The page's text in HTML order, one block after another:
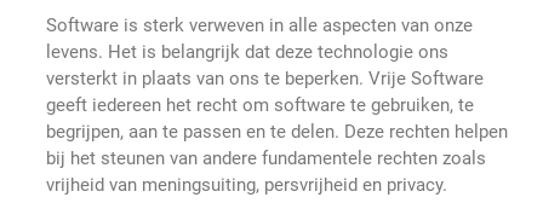
Software is sterk verweven in alle aspecten van onze
levens. Het is belangrijk dat deze technologie ons
versterkt in plaats van ons te beperken. Vrije Software
geeft iedereen het recht om software te gebruiken, te
begrijpen, aan te passen en te delen. Deze rechten helpen
bij het steunen van andere fundamentele rechten zoals
vrijheid van meningsuiting, persvrijheid en privacy.